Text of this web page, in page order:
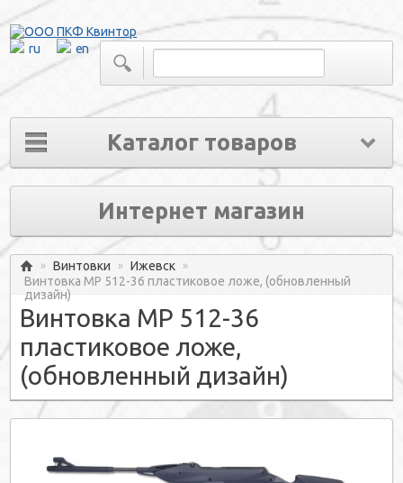
ru en
Каталог товаров
Интернет магазин
Главная
» Винтовки » Ижевск »
Винтовка МР 512-36 пластиковое ложе, (обновленный
дизайн)
Винтовка МР 512-36
пластиковое ложе,
(обновленный дизайн)